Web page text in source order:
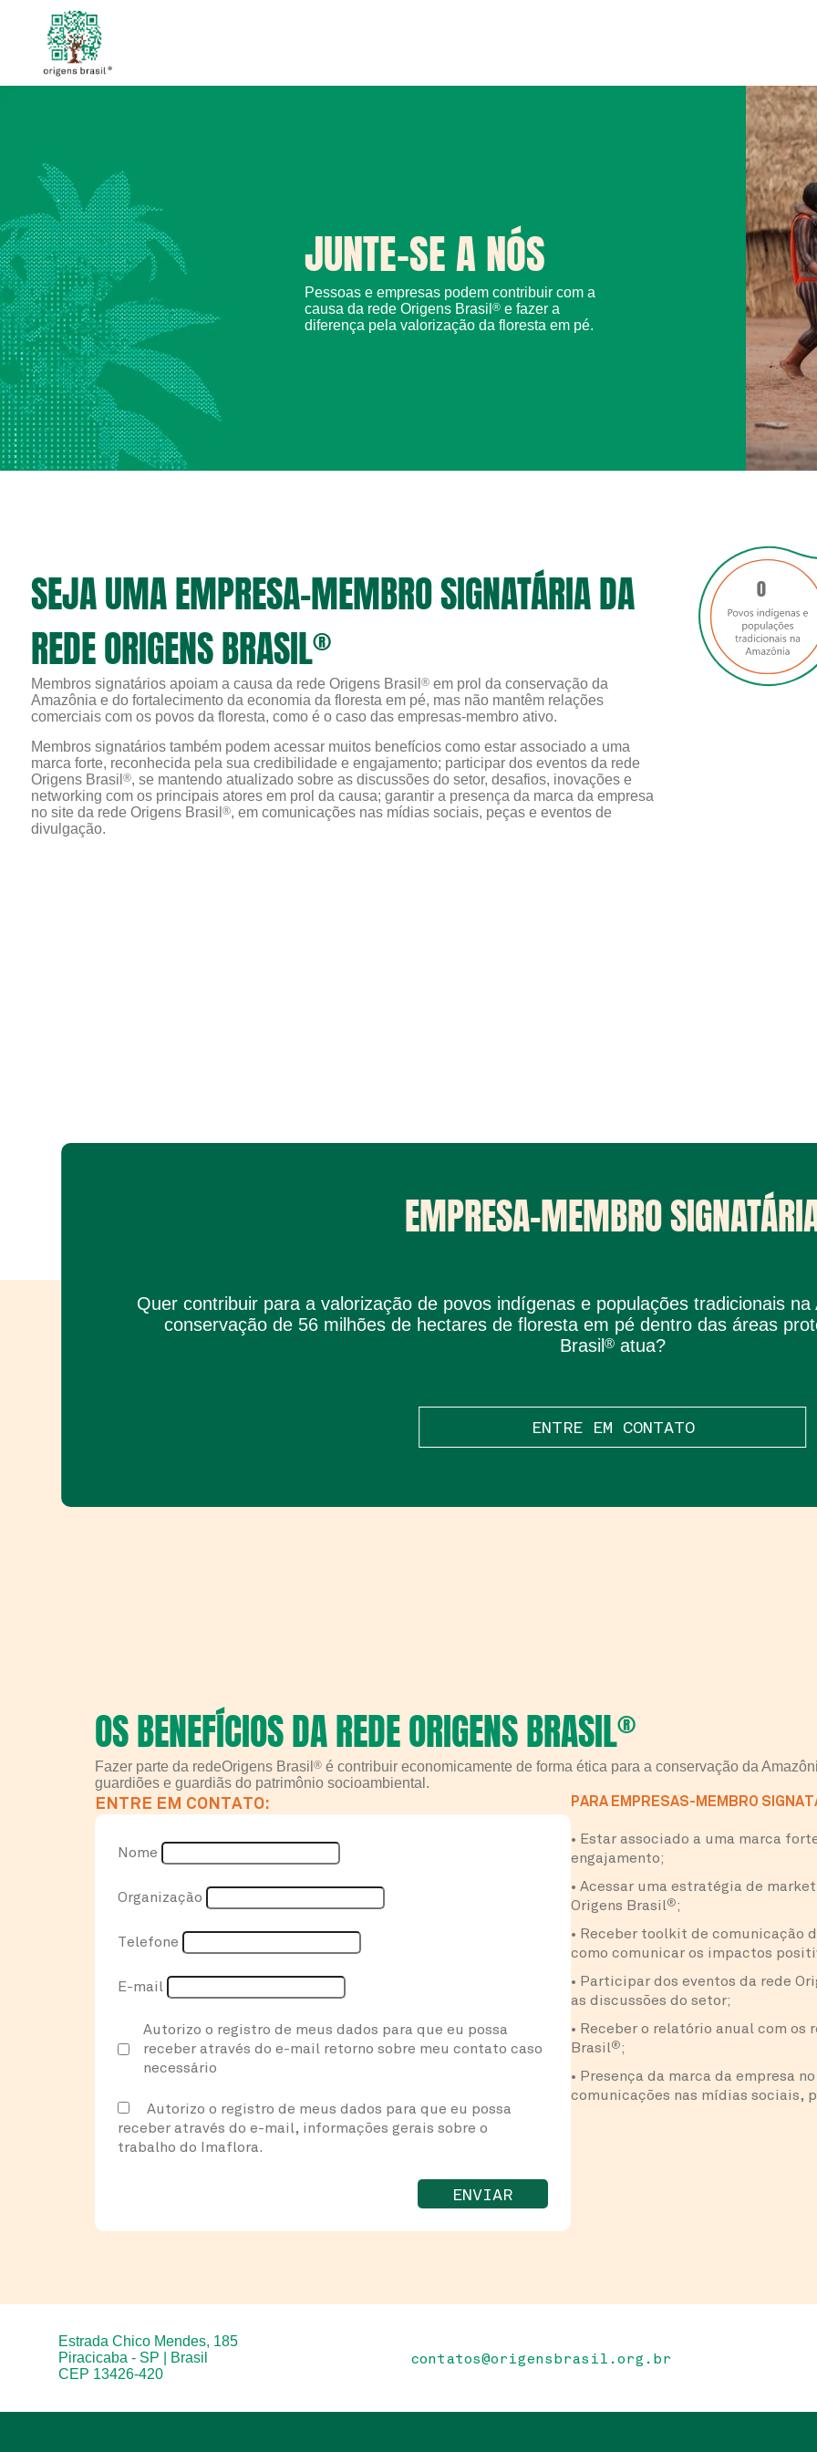
JUNTE-SE A NÓS
Pessoas e empresas podem contribuir com a
causa da rede Origens Brasil ®e fazer a
diferença pela valorização da floresta em pé.
SEJA UMA EMPRESA-MEMBRO SIGNATÁRIA DA
REDE ORIGENS BRASIL®
Membros signatários apoiam a causa da rede Origens Brasil ®em prol da conservação da
Amazônia e do fortalecimento da economia da floresta em pé, mas não mantêm relações
comerciais com os povos da floresta, como é o caso das empresas-membro ativo.
Membros signatários também podem acessar muitos benefícios como estar associado a uma
marca forte, reconhecida pela sua credibilidade e engajamento; participar dos eventos da rede
Origens Brasil ®, se mantendo atualizado sobre as discussões do setor, desafios, inovações e
networking com os principais atores em prol da causa; garantir a presença da marca da empresa
no site da rede Origens Brasil ®, em comunicações nas mídias sociais, peças e eventos de
divulgação.
0
EMPRESA-MEMBRO
Quer contribuir para a valorização de povos indígenas e populações tradicionais
conservação de 56 milhões de hectares de floresta em pé dentro das áreas
Brasil ® atua?
ENTRE EM CONTATO
OS BENEFÍCIOS DA REDE ORIGENS BRASIL®
Fazer parte da redeOrigens Brasil ®é contribuir economicamente de forma ética para a conservação da
guardiões e guardiãs do patrimônio socioambiental.
ENTRE EM CONTATO:
Nome
Organização
Telefone
E-mail
Autorizo o registro de meus dados para que eu possa
receber através do e-mail retorno sobre meu contato caso
necessário
Autorizo o registro de meus dados para que eu possa
receber através do e-mail, informações gerais sobre o
trabalho do Imaflora.
ENVIAR
PARA EMPRESAS-MEMBRO
• Estar associado a uma marca
engajamento;
• Acessar uma estratégia de
Origens Brasil®;
• Receber toolkit de comunicação
como comunicar os impactos
• Participar dos eventos da rede
as discussões do setor;
• Receber o relatório anual com
Brasil®;
• Presença da marca da empresa
comunicações nas mídias sociais,
Estrada Chico Mendes, 185
Piracicaba - SP | Brasil
CEP 13426-420
contatos@origensbrasil.org.br